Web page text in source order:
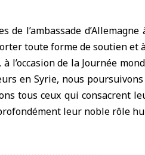
de l’ambassade
toute forme de soutien
l’occasion de la Journée
en Syrie, nous
tous ceux qui consacrent
leur noble rôle